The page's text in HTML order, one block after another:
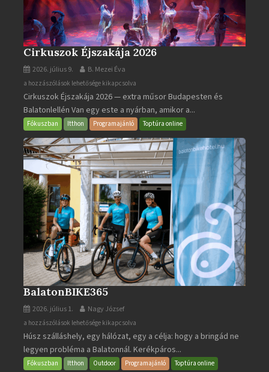
Cirkuszok Éjszakája 2026
2026. július 9. B. Mezei Éva
Cirkuszok
Éjszakája
2026
bejegyzéshez
a hozzászólások lehetősége kikapcsolva
Cirkuszok Éjszakája 2026 — extra műsor Budapesten és
Balatonlellén Van egy este a nyárban, amikor a...
Fókuszban Itthon Programajánló Toptúra online
BalatonBIKE365
2026. július 1. Nagy József
BalatonBIKE365
bejegyzéshez
a hozzászólások lehetősége kikapcsolva
Húsz szálláshely, egy hálózat, egy a célja: hogy a bringád ne
legyen probléma a Balatonnál. Kerékpáros...
Fókuszban Itthon Outdoor Programajánló Toptúra online